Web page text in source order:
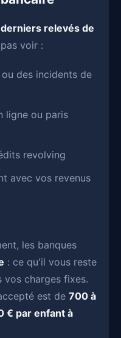
relevés de
voir :
des incidents de
ligne ou paris
revolving
avec vos revenus
les banques
: ce qu'il vous reste
vos charges fixes.
est de 700 à
€ par enfant à